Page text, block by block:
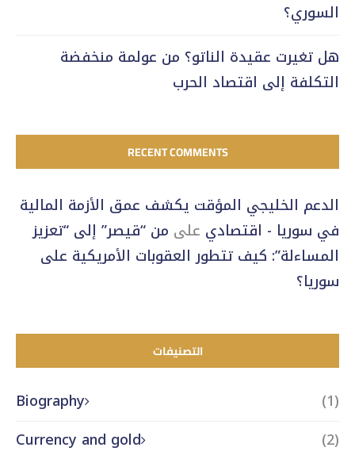
السوري؟
هل تغيرت عقيدة الناتو؟ من عولمة منخفضة
التكلفة إلى اقتصاد الحرب
RECENT COMMENTS
الدعم الخليجي المؤقت يكشف عمق الأزمة المالية
في سوريا - اقتصادي على من “قيصر” إلى “تعزيز
المساءلة”: كيف تتطور العقوبات الأمريكية على
سوريا؟
التصنيفات
Biography
(1)
Currency and gold
(2)